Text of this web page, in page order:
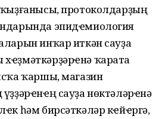
протоколдарҙың
эпидҽмиология
инҡар иткән сауҙа
ҡарата
ҡаршы, магазин
сауҙа нөктәләрҽнә
һәм бирсәткәләр кҽйҽргә,